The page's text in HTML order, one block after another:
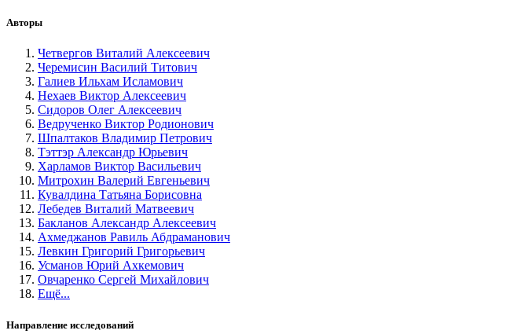
Авторы
Четвергов Виталий Алексеевич
Черемисин Василий Титович
Галиев Ильхам Исламович
Нехаев Виктор Алексеевич
Сидоров Олег Алексеевич
Ведрученко Виктор Родионович
Шпалтаков Владимир Петрович
Тэттэр Александр Юрьевич
Харламов Виктор Васильевич
Митрохин Валерий Евгеньевич
Кувалдина Татьяна Борисовна
Лебедев Виталий Матвеевич
Бакланов Александр Алексеевич
Ахмеджанов Равиль Абдраманович
Левкин Григорий Григорьевич
Усманов Юрий Ахкемович
Овчаренко Сергей Михайлович
Ещё...
Направление исследований